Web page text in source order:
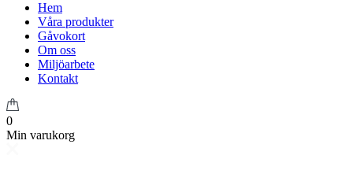
Hem
Våra produkter
Gåvokort
Om oss
Miljöarbete
Kontakt
0
Min varukorg